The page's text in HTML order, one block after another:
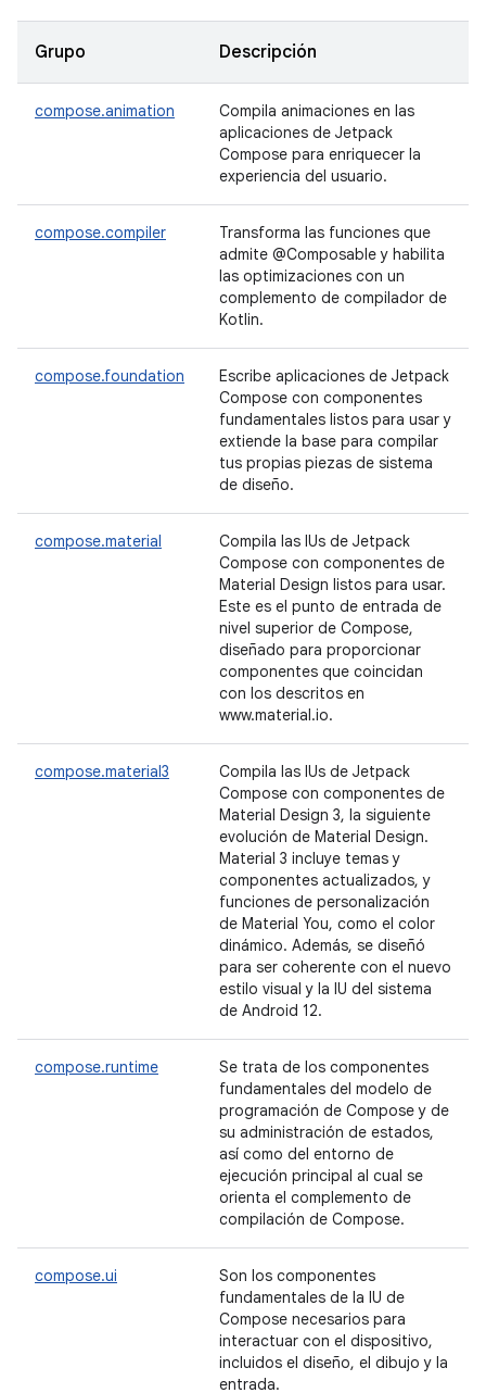
Grupo Descripción
compose.animation
Compila animaciones en las
aplicaciones de Jetpack
Compose para enriquecer la
experiencia del usuario.
compose.compiler
Transforma las funciones que
admite @Composable y habilita
las optimizaciones con un
complemento de compilador de
Kotlin.
compose.foundation
Escribe aplicaciones de Jetpack
Compose con componentes
fundamentales listos para usar y
extiende la base para compilar
tus propias piezas de sistema
de diseño.
compose.material
Compila las IUs de Jetpack
Compose con componentes de
Material Design listos para usar.
Este es el punto de entrada de
nivel superior de Compose,
diseñado para proporcionar
componentes que coincidan
con los descritos en
www.material.io.
compose.material3
Compila las IUs de Jetpack
Compose con componentes de
Material Design 3, la siguiente
evolución de Material Design.
Material 3 incluye temas y
componentes actualizados, y
funciones de personalización
de Material You, como el color
dinámico. Además, se diseñó
para ser coherente con el nuevo
estilo visual y la IU del sistema
de Android 12.
compose.runtime
Se trata de los componentes
fundamentales del modelo de
programación de Compose y de
su administración de estados,
así como del entorno de
ejecución principal al cual se
orienta el complemento de
compilación de Compose.
compose.ui
Son los componentes
fundamentales de la IU de
Compose necesarios para
interactuar con el dispositivo,
incluidos el diseño, el dibujo y la
entrada.